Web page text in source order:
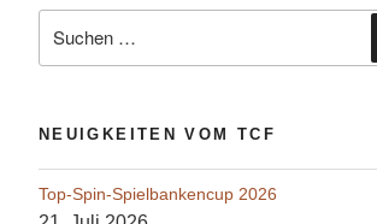
nach:
NEUIGKEITEN VOM TCF
Top-Spin-Spielbankencup 2026